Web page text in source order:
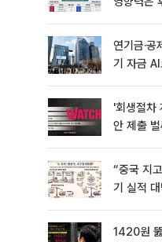
연기금·
기 자금
'회생절차
안 제출
“중국 지
기 실적
1420원